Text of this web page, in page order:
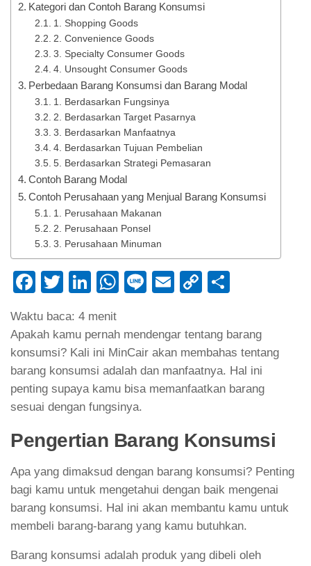
Kategori dan Contoh Barang Konsumsi
1. Shopping Goods
2. Convenience Goods
3. Specialty Consumer Goods
4. Unsought Consumer Goods
Perbedaan Barang Konsumsi dan Barang Modal
1. Berdasarkan Fungsinya
2. Berdasarkan Target Pasarnya
3. Berdasarkan Manfaatnya
4. Berdasarkan Tujuan Pembelian
5. Berdasarkan Strategi Pemasaran
Contoh Barang Modal
Contoh Perusahaan yang Menjual Barang Konsumsi
1. Perusahaan Makanan
2. Perusahaan Ponsel
3. Perusahaan Minuman
Facebook
TwitterLinkedIn
WhatsApp
LineEmailCopy
Waktu baca: 4 menit
Apakah kamu pernah mendengar tentang barang
konsumsi? Kali ini MinCair akan membahas tentang
barang konsumsi adalah dan manfaatnya. Hal ini
penting supaya kamu bisa memanfaatkan barang
sesuai dengan fungsinya.
Pengertian Barang Konsumsi
Apa yang dimaksud dengan barang konsumsi? Penting
bagi kamu untuk mengetahui dengan baik mengenai
barang konsumsi. Hal ini akan membantu kamu untuk
membeli barang-barang yang kamu butuhkan.
Barang konsumsi adalah produk yang dibeli oleh